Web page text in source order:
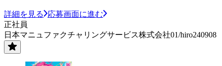
詳細を見る
応募画面に進む
正社員
日本マニュファクチャリングサービス株式会社01/hiro240908